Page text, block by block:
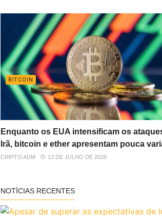
BITCOIN
Enquanto os EUA intensificam os
Irã, bitcoin e ether apresentam pouca
CRIPTO ADM 13 DE JULHO DE 2026
NOTÍCIAS RECENTES